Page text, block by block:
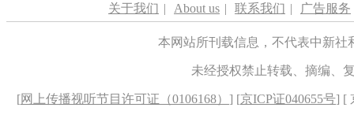
关于我们 | About us | 联系我们 | 广告服务
本网站所刊载信息，不代表中新
未经授权禁止转载、摘编、
[网上传播视听节目许可证（0106168） ] [京ICP证040655号] [